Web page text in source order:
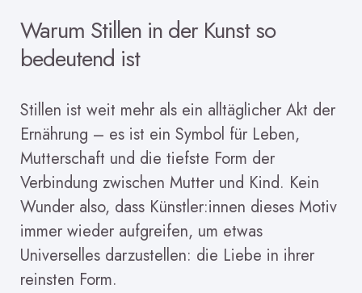
Warum Stillen in der Kunst so
bedeutend ist
Stillen ist weit mehr als ein alltäglicher Akt der
Ernährung – es ist ein Symbol für Leben,
Mutterschaft und die tiefste Form der
Verbindung zwischen Mutter und Kind. Kein
Wunder also, dass Künstler:innen dieses Motiv
immer wieder aufgreifen, um etwas
Universelles darzustellen: die Liebe in ihrer
reinsten Form.